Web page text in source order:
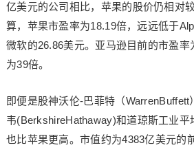
亿美元的公司相比，苹果的股价仍相对
算，苹果市盈率为18.19倍，远远低于
微软的26.86美元。亚马逊目前的市盈率
为39倍。
即便是股神沃伦-巴菲特（WarrenBuffett
韦(BerkshireHathaway)和道琼斯工业平
也比苹果更高。市值约为4383亿美元的